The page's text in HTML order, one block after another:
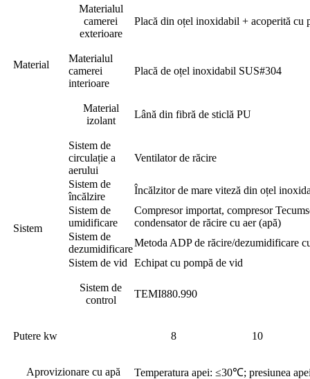
Material
Materialul
camerei
exterioare
Placă din oțel inoxidabil + acoperită cu
Materialul
camerei
interioare
Placă de oțel inoxidabil SUS#304
Material
izolant
Lână din fibră de sticlă PU
Sistem
Sistem de
circulație a
aerului
Ventilator de răcire
Sistem de
încălzire
Încălzitor de mare viteză din oțel
Sistem de
umidificare
Compresor importat, compresor
condensator de răcire cu aer (apă)
Sistem de
dezumidificare
Metoda ADP de răcire/dezumidificare
Sistem de vid
Echipat cu pompă de vid
Sistem de
control
TEMI880.990
Putere kw 8 10
Aprovizionare cu apă Temperatura apei: ≤30℃; presiunea